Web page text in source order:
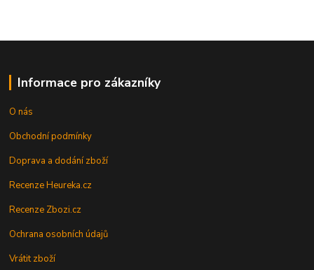
Informace pro zákazníky
O nás
Obchodní podmínky
Doprava a dodání zboží
Recenze Heureka.cz
Recenze Zbozi.cz
Ochrana osobních údajů
Vrátit zboží